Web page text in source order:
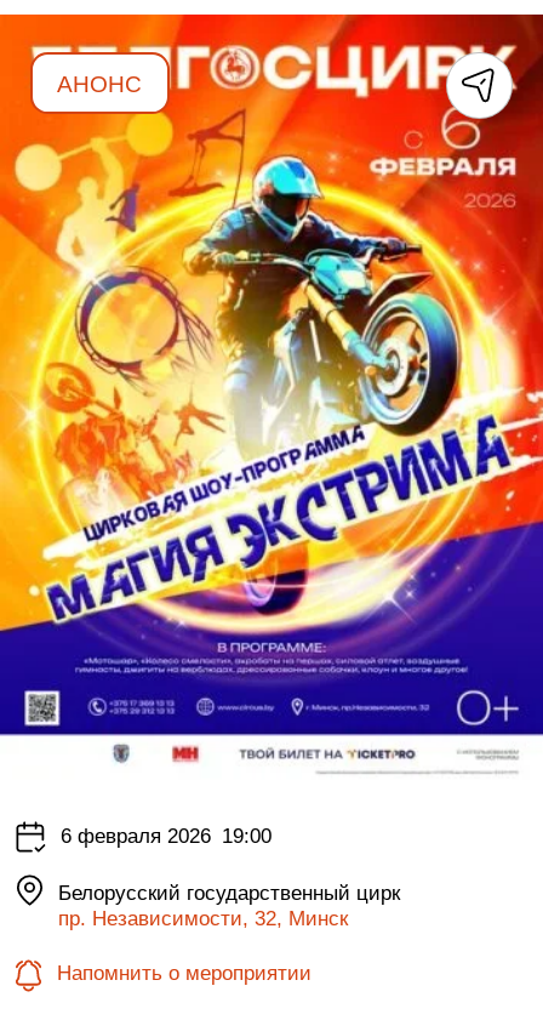
АНОНС
6 февраля 2026 19:00
Белорусский государственный цирк
пр. Независимости, 32, Минск
Напомнить о мероприятии